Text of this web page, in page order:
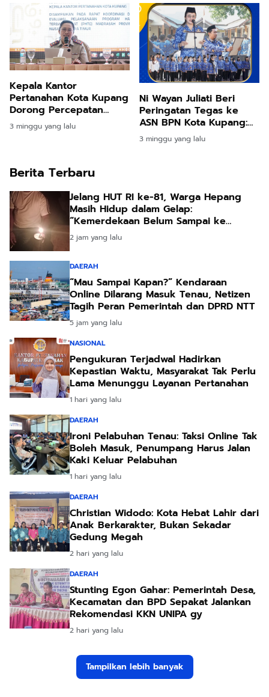
Tahun 2026
Kepala Kantor
Pertanahan Kota Kupang
Dorong Percepatan
Pensertipikatan Aset
Madrasah
3 minggu yang lalu
Ni Wayan Juliati Beri
Peringatan Tegas ke
ASN BPN Kota Kupang:
Jangan Tunda Berkas,
Layani Warga dengan
3 minggu yang lalu
Berita Terbaru
Jelang HUT RI ke-81, Warga Hepang
Masih Hidup dalam Gelap:
“Kemerdekaan Belum Sampai ke
Kampung Kami”
2 jam yang lalu
DAERAH
“Mau Sampai Kapan?” Kendaraan
Online Dilarang Masuk Tenau, Netizen
Tagih Peran Pemerintah dan DPRD NTT
5 jam yang lalu
NASIONAL
Pengukuran Terjadwal Hadirkan
Kepastian Waktu, Masyarakat Tak Perlu
Lama Menunggu Layanan Pertanahan
1 hari yang lalu
DAERAH
Ironi Pelabuhan Tenau: Taksi Online Tak
Boleh Masuk, Penumpang Harus Jalan
Kaki Keluar Pelabuhan
1 hari yang lalu
DAERAH
Christian Widodo: Kota Hebat Lahir dari
Anak Berkarakter, Bukan Sekadar
Gedung Megah
2 hari yang lalu
DAERAH
Stunting Egon Gahar: Pemerintah Desa,
Kecamatan dan BPD Sepakat Jalankan
Rekomendasi KKN UNIPA gy
2 hari yang lalu
Tampilkan lebih banyak